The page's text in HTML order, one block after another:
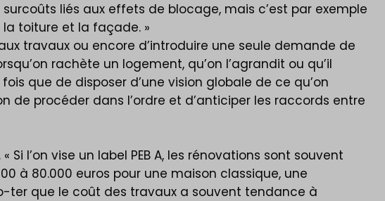
liés aux effets de blocage, mais c’est par exemple
toiture et la façade. »
travaux ou encore d’introduire une seule demande de
rachète un logement, qu’on l’agrandit ou qu’il
que de disposer d’une vision globale de ce qu’on
procéder dans l’ordre et d’anticiper les raccords entre
l’on vise un label PEB A, les rénovations sont souvent
à 80.000 euros pour une maison classique, une
ter que le coût des travaux a souvent tendance à